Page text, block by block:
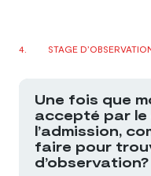
STAGE
Une fois que
accepté par le
l’admission,
faire pour
d’observation?